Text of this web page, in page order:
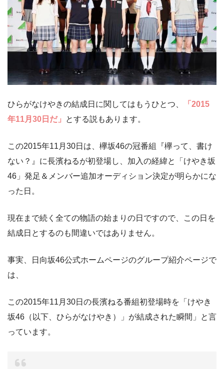
ひらがなけやきの結成日に関してはもうひとつ、
「2015
年11月30日だ」
とする説もあります。
この2015年11月30日は、欅坂46の冠番組『欅って、書け
ない？』に長濱ねるが初登場し、加入の経緯と「けやき坂
46」発足＆メンバー追加オーディション決定が明らかにな
った日。
現在まで続く全ての物語の始まりの日ですので、この日を
結成日とするのも間違いではありません。
事実、日向坂46公式ホームページのグループ紹介ページで
は、
この2015年11月30日の長濱ねる番組初登場時を「けやき
坂46（以下、ひらがなけやき）」が結成された瞬間」と言
っています。